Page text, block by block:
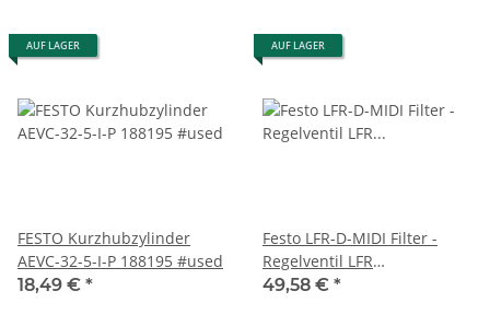
AUF LAGER
FESTO Kurzhubzylinder
AEVC-32-5-I-P 188195 #used
18,49 € *
AUF LAGER
Festo LFR-D-MIDI Filter -
Regelventil LFR
Vollmetallausführung
49,58 € *